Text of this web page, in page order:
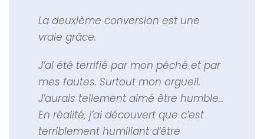
La deuxième conversion est une
vraie grâce.
J’ai été terrifié par mon péché et par
mes fautes. Surtout mon orgueil.
J’aurais tellement aimé être humble…
En réalité, j’ai découvert que c’est
terriblement humiliant d’être